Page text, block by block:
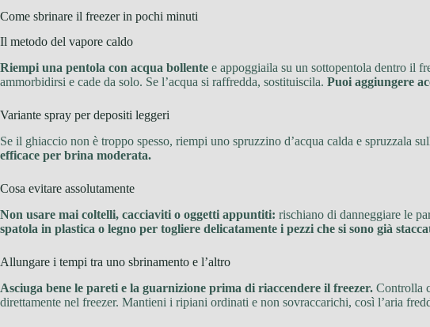
Come sbrinare il freezer in pochi minuti
Il metodo del vapore caldo
Riempi una pentola con acqua bollente e appoggiaila su un sottopentola dentro il
ammorbidirsi e cade da solo. Se l’acqua si raffredda, sostituiscila. Puoi aggiungere
Variante spray per depositi leggeri
Se il ghiaccio non è troppo spesso, riempi uno spruzzino d’acqua calda e spruzzala
efficace per brina moderata.
Cosa evitare assolutamente
Non usare mai coltelli, cacciaviti o oggetti appuntiti: rischiano di danneggiare le
spatola in plastica o legno per togliere delicatamente i pezzi che si sono già
Allungare i tempi tra uno sbrinamento e l’altro
Asciuga bene le pareti e la guarnizione prima di riaccendere il freezer. Controlla
direttamente nel freezer. Mantieni i ripiani ordinati e non sovraccarichi, così l’aria